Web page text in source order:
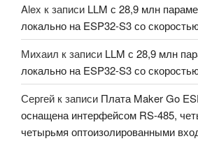
Alex к записи LLM с 28,9 млн
локально на ESP32-S3 со
Михаил к записи LLM с 28,9 млн
локально на ESP32-S3 со
Сергей к записи Плата Maker Go
оснащена интерфейсом RS-485,
четырьмя оптоизолированными